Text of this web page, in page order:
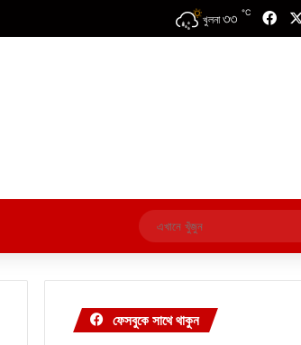
খুলনা ৩৩ ℃
ফেসবুকে সাথে থাকুন